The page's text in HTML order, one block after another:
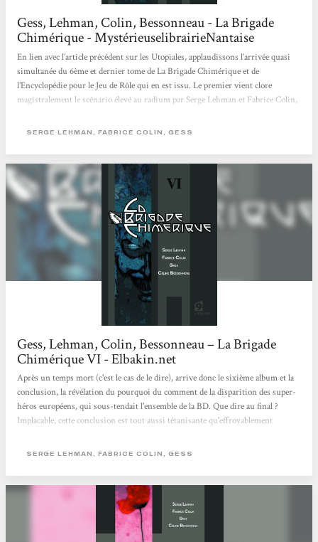
Gess, Lehman, Colin, Bessonneau - La Brigade
Chimérique - MystérieuselibrairieNantaise
En lien avec l’article précédent sur les Utopiales, applaudissons l’arrivée quasi
simultanée du 6ème et dernier tome de La Brigade Chimérique et de
l’Encyclopédie pour le Jeu de Rôle qui en est issu. Le premier vient clore
magistralement le scénario élevé au radium par Serge Lehman et Fabrice Colin,
publié aux éditions L’Atalante. Pour ceux qui auraient eu la malchance de
SERGE LEHMAN, FABRICE COLIN, GESS
Gess, Lehman, Colin, Bessonneau – La Brigade
Chimérique VI - Elbakin.net
Après un temps mort (c'est le cas de le dire), arrive donc le sixième album et la
conclusion, la révélation du pourquoi du comment de la disparition des super-
héros européens, qui sous-tendait l'ensemble de la BD. Que dire au final ?
Implacable, cette conclusion est tout aussi tétanisante qu'effroyablement
de cet univers. Oubliés les clins d'oeil (Francis Drake), l'épilogue de la Brigade
qu'une promesse à respecter coûte que coûte, alors...
SERGE LEHMAN, FABRICE COLIN, GESS